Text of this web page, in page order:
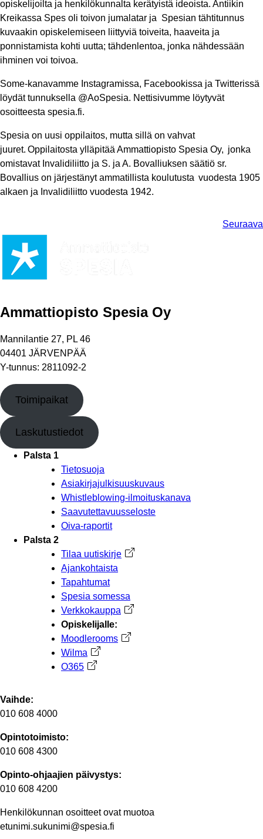
opiskelijoilta ja henkilökunnalta kerätyistä ideoista. Antiikin
Kreikassa Spes oli toivon jumalatar ja Spesian tähtitunnus
kuvaakin opiskelemiseen liittyviä toiveita, haaveita ja
ponnistamista kohti uutta; tähdenlentoa, jonka nähdessään
ihminen voi toivoa.
Some-kanavamme Instagramissa, Facebookissa ja Twitterissä
löydät tunnuksella @AoSpesia. Nettisivumme löytyvät
osoitteesta spesia.fi.
Spesia on uusi oppilaitos, mutta sillä on vahvat
juuret. Oppilaitosta ylläpitää Ammattiopisto Spesia Oy, jonka
omistavat Invalidiliitto ja S. ja A. Bovalliuksen säätiö sr.
Bovallius on järjestänyt ammatillista koulutusta vuodesta 1905
alkaen ja Invalidiliitto vuodesta 1942.
Seuraava
Ammattiopisto Spesia Oy
Mannilantie 27, PL 46
04401 JÄRVENPÄÄ
Y-tunnus: 2811092-2
Toimipaikat
Laskutustiedot
Palsta 1
Tietosuoja
Asiakirjajulkisuuskuvaus
Whistleblowing-ilmoituskanava
Saavutettavuusseloste
Oiva-raportit
Palsta 2
Tilaa uutiskirje Avautuu uuteen välilehteen
Ajankohtaista
Tapahtumat
Spesia somessa
Verkkokauppa Avautuu uuteen välilehteen
Opiskelijalle:
Moodlerooms Avautuu uuteen välilehteen
Wilma Avautuu uuteen välilehteen
O365 Avautuu uuteen välilehteen
Vaihde:
010 608 4000
Opintotoimisto:
010 608 4300
Opinto-ohjaajien päivystys:
010 608 4200
Henkilökunnan osoitteet ovat muotoa
etunimi.sukunimi@spesia.fi